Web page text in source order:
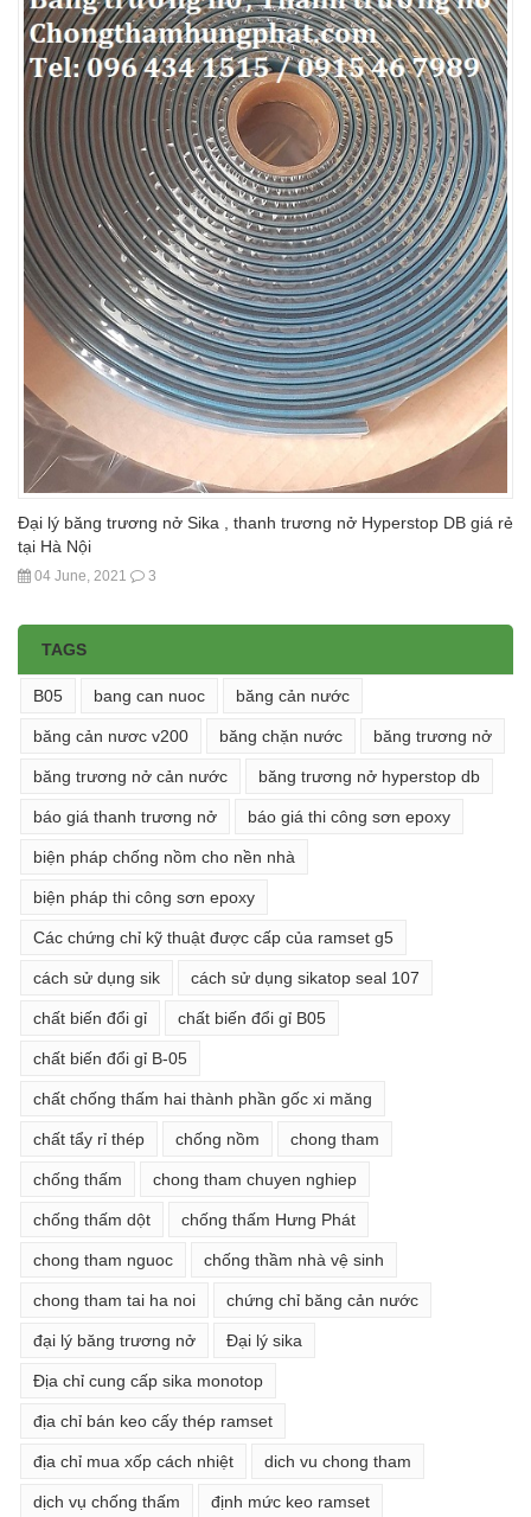
Đại lý băng trương nở Sika , thanh trương nở Hyperstop DB giá rẻ
tại Hà Nội
04 June, 2021 3
TAGS
B05 bang can nuoc băng cản nước
băng cản nươc v200 băng chặn nước băng trương nở
băng trương nở cản nước băng trương nở hyperstop db
báo giá thanh trương nở báo giá thi công sơn epoxy
biện pháp chống nồm cho nền nhà
biện pháp thi công sơn epoxy
Các chứng chỉ kỹ thuật được cấp của ramset g5
cách sử dụng sik cách sử dụng sikatop seal 107
chất biến đổi gỉ chất biến đổi gỉ B05
chất biến đổi gỉ B-05
chất chống thấm hai thành phần gốc xi măng
chất tẩy rỉ thép chống nồm chong tham
chống thấm chong tham chuyen nghiep
chống thấm dột chống thấm Hưng Phát
chong tham nguoc chống thầm nhà vệ sinh
chong tham tai ha noi chứng chỉ băng cản nước
đại lý băng trương nở Đại lý sika
Địa chỉ cung cấp sika monotop
địa chỉ bán keo cấy thép ramset
địa chỉ mua xốp cách nhiệt dich vu chong tham
dịch vụ chống thấm định mức keo ramset